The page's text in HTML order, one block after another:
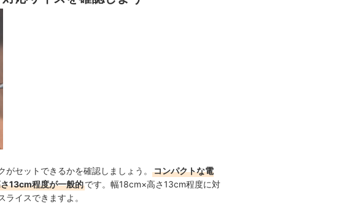
セットできるかを確認しましょう。
コンパクトな電
13cm程度が一般的です。幅18cm×高さ13cm程度に対
イスできますよ。